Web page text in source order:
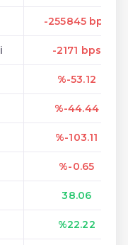
-255845 bps
-2171 bps
%-53.12
%-44.44
%-103.11
%-0.65
38.06
%22.22